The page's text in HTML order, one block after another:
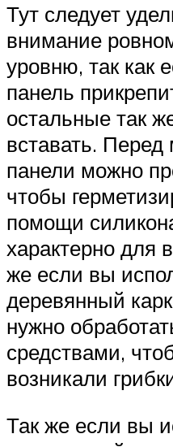
Тут следует
внимание
уровню, так как
панель
остальные так
вставать.
панели можно
чтобы
помощи
характерно для
же если вы
деревянный
нужно
средствами,
возникали
Так же если вы